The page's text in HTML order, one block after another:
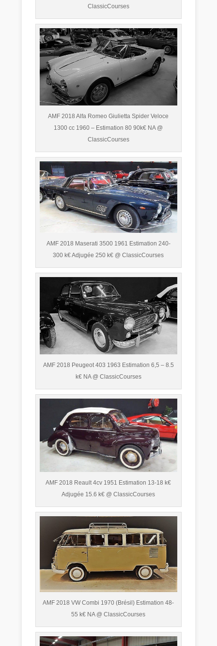
ClassicCourses
AMF 2018 Alfa Romeo Giulietta Spider Veloce
1300 cc 1960 – Estimation 80 90k€ NA @
ClassicCourses
AMF 2018 Maserati 3500 1961 Estimation 240-
300 k€ Adjugée 250 k€ @ ClassicCourses
AMF 2018 Peugeot 403 1963 Estimation 6,5 – 8.5
k€ NA @ ClassicCourses
AMF 2018 Reault 4cv 1951 Estimation 13-18 k€
Adjugée 15.6 k€ @ ClassicCourses
AMF 2018 VW Combi 1970 (Brésil) Estimation 48-
55 k€ NA @ ClassicCourses